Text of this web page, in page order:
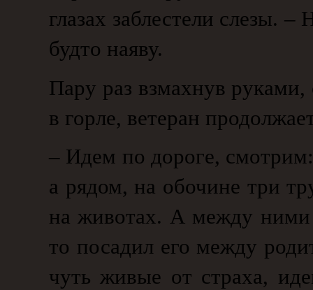
глазах заблестели слезы.
будто наяву.
Пару раз взмахнув руками,
в горле, ветеран
– Идем по дороге, смотрим:
а рядом, на обочине три
на животах. А между ними
то посадил его между
чуть живые от страха,